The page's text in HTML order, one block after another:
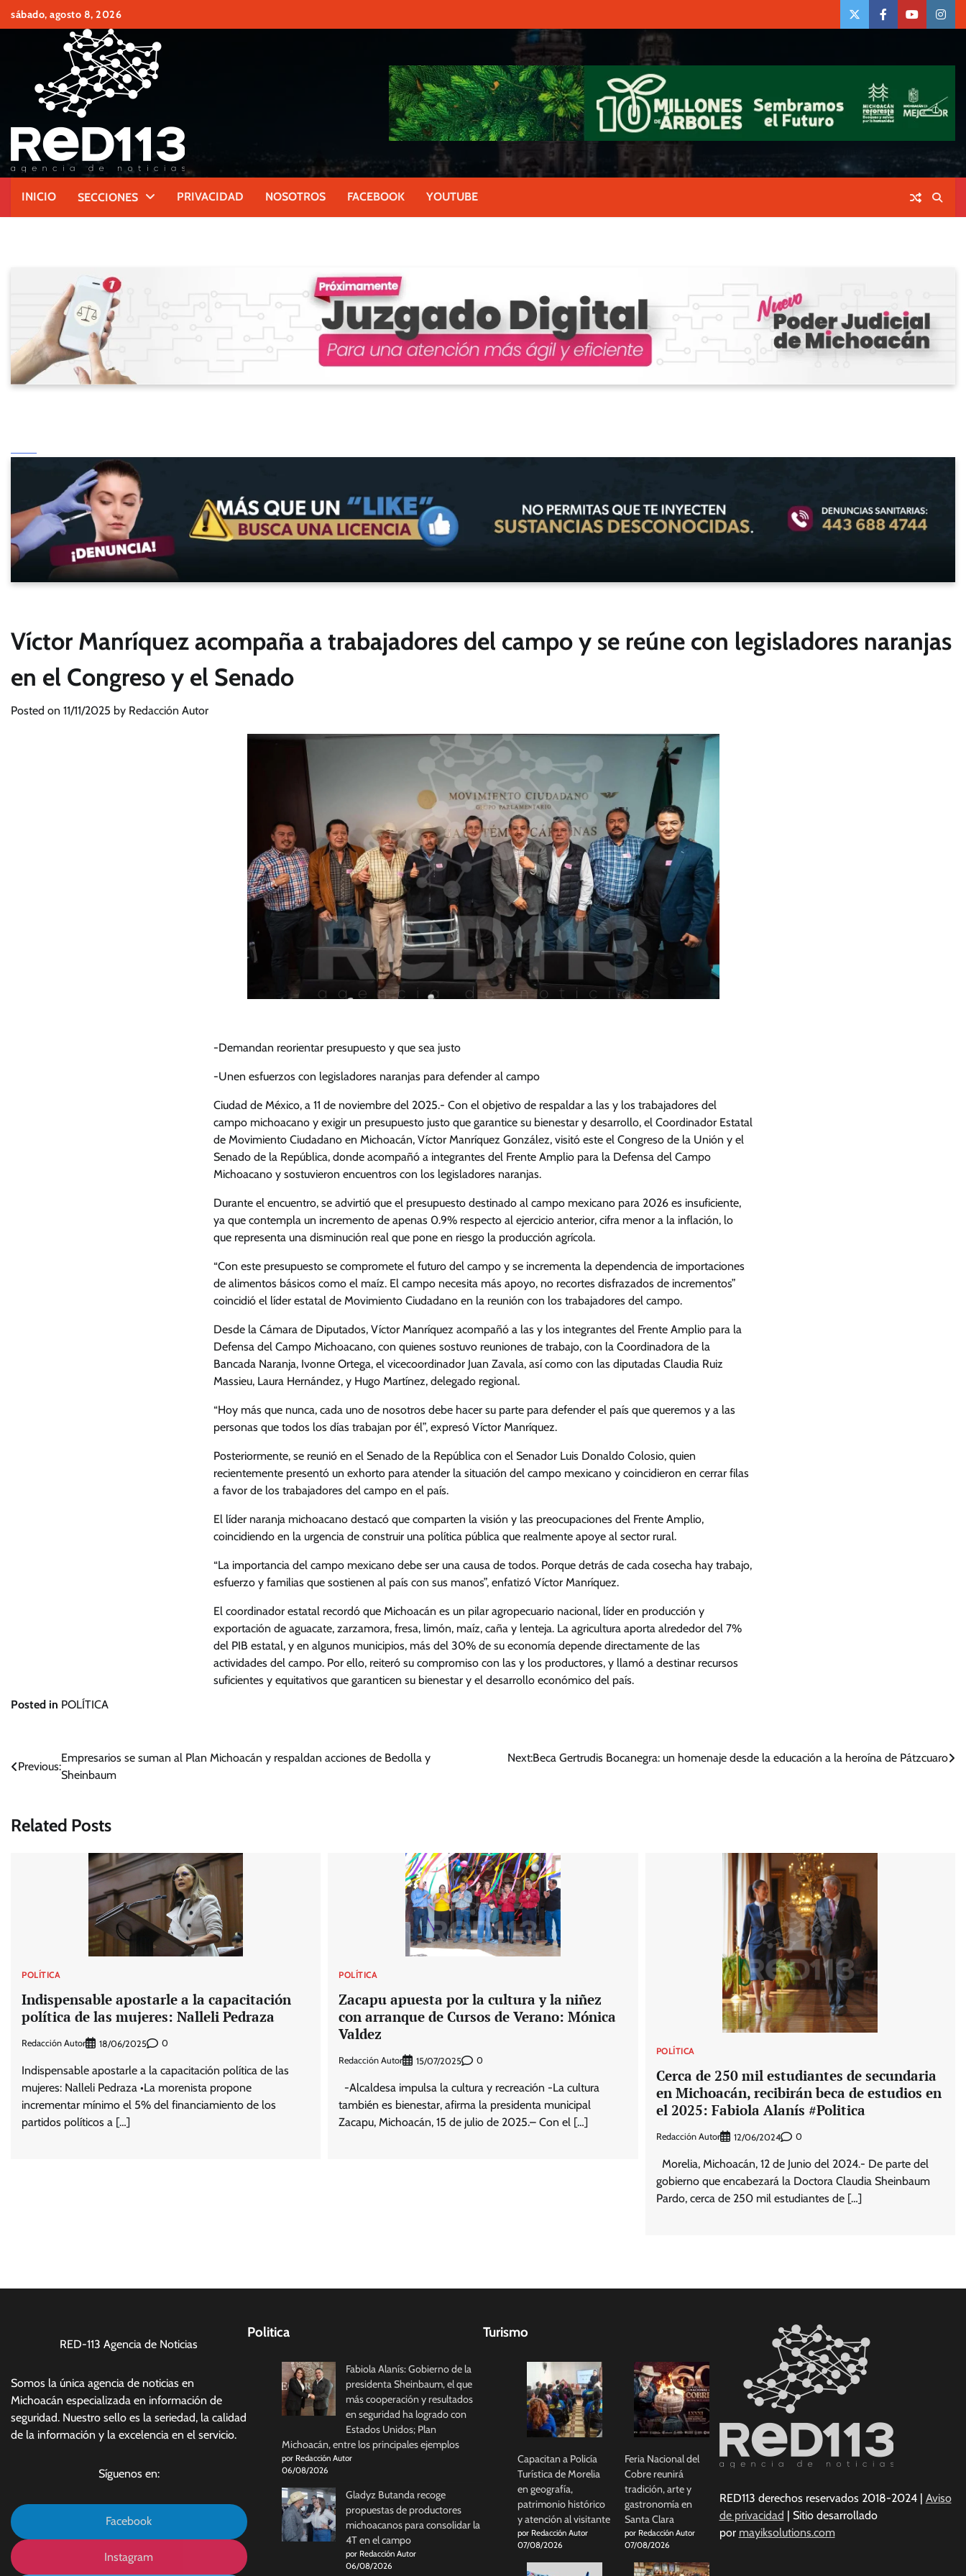
Skipsábado, agosto 8, 2026
twiter Face Youtubeinsta
INICIO SECCIONES PRIVACIDAD NOSOTROS FACEBOOK YOUTUBE
Víctor Manríquez acompaña a trabajadores del campo y se reúne con legisladores naranjas
en el Congreso y el Senado
Posted on 11/11/2025 by Redacción Autor
-Demandan reorientar presupuesto y que sea justo
-Unen esfuerzos con legisladores naranjas para defender al campo
Ciudad de México, a 11 de noviembre del 2025.- Con el objetivo de respaldar a las y los trabajadores del
campo michoacano y exigir un presupuesto justo que garantice su bienestar y desarrollo, el Coordinador Estatal
de Movimiento Ciudadano en Michoacán, Víctor Manríquez González, visitó este el Congreso de la Unión y el
Senado de la República, donde acompañó a integrantes del Frente Amplio para la Defensa del Campo
Michoacano y sostuvieron encuentros con los legisladores naranjas.
Durante el encuentro, se advirtió que el presupuesto destinado al campo mexicano para 2026 es insuficiente,
ya que contempla un incremento de apenas 0.9% respecto al ejercicio anterior, cifra menor a la inflación, lo
que representa una disminución real que pone en riesgo la producción agrícola.
“Con este presupuesto se compromete el futuro del campo y se incrementa la dependencia de importaciones
de alimentos básicos como el maíz. El campo necesita más apoyo, no recortes disfrazados de incrementos”
coincidió el líder estatal de Movimiento Ciudadano en la reunión con los trabajadores del campo.
Desde la Cámara de Diputados, Víctor Manríquez acompañó a las y los integrantes del Frente Amplio para la
Defensa del Campo Michoacano, con quienes sostuvo reuniones de trabajo, con la Coordinadora de la
Bancada Naranja, Ivonne Ortega, el vicecoordinador Juan Zavala, así como con las diputadas Claudia Ruiz
Massieu, Laura Hernández, y Hugo Martínez, delegado regional.
“Hoy más que nunca, cada uno de nosotros debe hacer su parte para defender el país que queremos y a las
personas que todos los días trabajan por él”, expresó Víctor Manríquez.
Posteriormente, se reunió en el Senado de la República con el Senador Luis Donaldo Colosio, quien
recientemente presentó un exhorto para atender la situación del campo mexicano y coincidieron en cerrar filas
a favor de los trabajadores del campo en el país.
El líder naranja michoacano destacó que comparten la visión y las preocupaciones del Frente Amplio,
coincidiendo en la urgencia de construir una política pública que realmente apoye al sector rural.
“La importancia del campo mexicano debe ser una causa de todos. Porque detrás de cada cosecha hay trabajo,
esfuerzo y familias que sostienen al país con sus manos”, enfatizó Víctor Manríquez.
El coordinador estatal recordó que Michoacán es un pilar agropecuario nacional, líder en producción y
exportación de aguacate, zarzamora, fresa, limón, maíz, caña y lenteja. La agricultura aporta alrededor del 7%
del PIB estatal, y en algunos municipios, más del 30% de su economía depende directamente de las
actividades del campo. Por ello, reiteró su compromiso con las y los productores, y llamó a destinar recursos
suficientes y equitativos que garanticen su bienestar y el desarrollo económico del país.
Posted in POLÍTICA
Navegación
entradas
Previous:
Empresarios se suman al Plan Michoacán y respaldan acciones de Bedolla y
Sheinbaum
Next:Beca Gertrudis Bocanegra: un homenaje desde la educación a la heroína de Pátzcuaro
Related Posts
POLÍTICA
Indispensable apostarle a la capacitación
política de las mujeres: Nalleli Pedraza
Redacción Autor 18/06/2025 0
Indispensable apostarle a la capacitación política de las
mujeres: Nalleli Pedraza •La morenista propone
incrementar mínimo el 5% del financiamiento de los
partidos políticos a […]
POLÍTICA
Zacapu apuesta por la cultura y la niñez
con arranque de Cursos de Verano: Mónica
Valdez
Redacción Autor 15/07/2025 0
-Alcaldesa impulsa la cultura y recreación -La cultura
también es bienestar, afirma la presidenta municipal
Zacapu, Michoacán, 15 de julio de 2025.– Con el […]
POLÍTICA
Cerca de 250 mil estudiantes de secundaria
en Michoacán, recibirán beca de estudios en
el 2025: Fabiola Alanís #Politica
Redacción Autor 12/06/2024 0
Morelia, Michoacán, 12 de Junio del 2024.- De parte del
gobierno que encabezará la Doctora Claudia Sheinbaum
Pardo, cerca de 250 mil estudiantes de […]
RED-113 Agencia de Noticias
Somos la única agencia de noticias en
Michoacán especializada en información de
seguridad. Nuestro sello es la seriedad, la calidad
de la información y la excelencia en el servicio.
Síguenos en:
Facebook
Instagram
Politica
Fabiola Alanís: Gobierno de la
presidenta Sheinbaum, el que
más cooperación y resultados
en seguridad ha logrado con
Estados Unidos; Plan
Michoacán, entre los principales ejemplos
por Redacción Autor
06/08/2026
Gladyz Butanda recoge
propuestas de productores
michoacanos para consolidar la
4T en el campo
por Redacción Autor
06/08/2026
Turismo
Capacitan a Policía
Turística de Morelia
en geografía,
patrimonio histórico
y atención al visitante
por Redacción Autor
07/08/2026
Feria Nacional del
Cobre reunirá
tradición, arte y
gastronomía en
Santa Clara
por Redacción Autor
07/08/2026
RED113 derechos reservados 2018-2024 | Aviso
de privacidad | Sitio desarrollado
por mayiksolutions.com